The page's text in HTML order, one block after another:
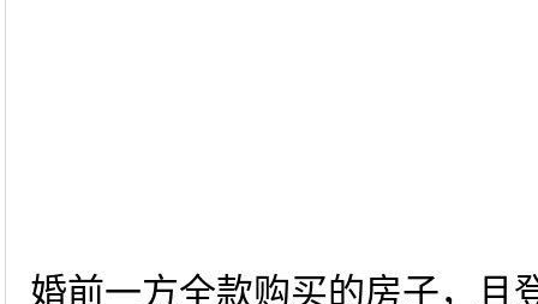
婚前一方全款购买的房子，且